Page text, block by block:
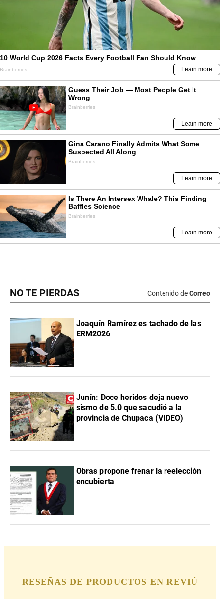
NO TE PIERDAS Contenido deCorreo
Joaquín Ramírez es tachado de las
ERM2026
Junín: Doce heridos deja nuevo
sismo de 5.0 que sacudió a la
provincia de Chupaca (VIDEO)
Obras propone frenar la reelección
encubierta